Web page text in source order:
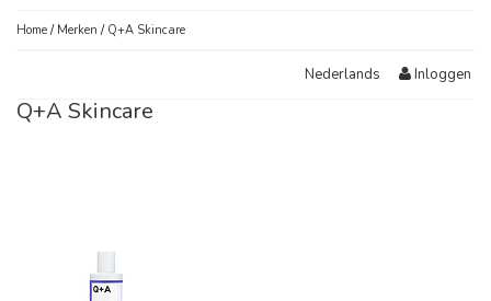
Home / Merken / Q+A Skincare
Nederlands Inloggen
Q+A Skincare